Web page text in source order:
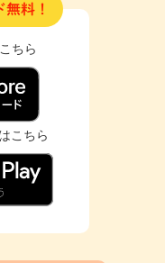
料！
ちら
こちら